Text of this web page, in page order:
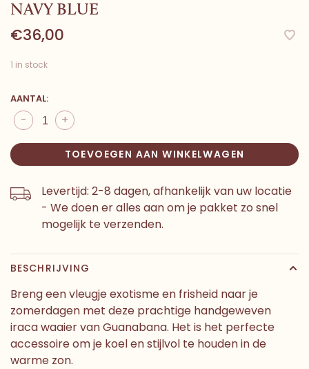
NAVY BLUE
€36,00
1 in stock
AANTAL:
+
-
TOEVOEGEN AAN WINKELWAGEN
Levertijd: 2-8 dagen, afhankelijk van uw locatie
- We doen er alles aan om je pakket zo snel
mogelijk te verzenden.
BESCHRIJVING
Breng een vleugje exotisme en frisheid naar je
zomerdagen met deze prachtige handgeweven
iraca waaier van Guanabana. Het is het perfecte
accessoire om je koel en stijlvol te houden in de
warme zon.